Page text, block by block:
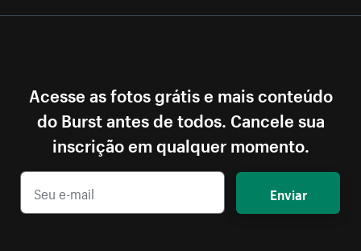
Acesse as fotos grátis e mais conteúdo
do Burst antes de todos. Cancele sua
inscrição em qualquer momento.
Enviar